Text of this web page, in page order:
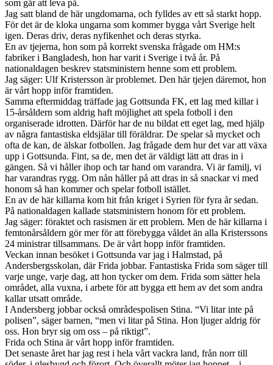
som går att leva på.
Jag satt bland de här ungdomarna, och fylldes av ett så starkt hopp.
För det är de kloka ungarna som kommer bygga vårt Sverige helt
igen. Deras driv, deras nyfikenhet och deras styrka.
En av tjejerna, hon som på korrekt svenska frågade om HM:s
fabriker i Bangladesh, hon har varit i Sverige i två år. På
nationaldagen beskrev statsministern henne som ett problem.
Jag säger: Ulf Kristersson är problemet. Den här tjejen däremot, hon
är vårt hopp inför framtiden.
Samma eftermiddag träffade jag Gottsunda FK, ett lag med killar i
15-årsåldern som aldrig haft möjlighet att spela fotboll i den
organiserade idrotten. Därför har de nu bildat ett eget lag, med hjälp
av några fantastiska eldsjälar till föräldrar. De spelar så mycket och
ofta de kan, de älskar fotbollen. Jag frågade dem hur det var att växa
upp i Gottsunda. Fint, sa de, men det är väldigt lätt att dras in i
gängen. Så vi håller ihop och tar hand om varandra. Vi är familj, vi
har varandras rygg. Om nån håller på att dras in så snackar vi med
honom så han kommer och spelar fotboll istället.
En av de här killarna kom hit från kriget i Syrien för fyra år sedan.
På nationaldagen kallade statsministern honom för ett problem.
Jag säger: föraktet och rasismen är ett problem. Men de här killarna i
femtonårsåldern gör mer för att förebygga våldet än alla Kristerssons
24 ministrar tillsammans. De är vårt hopp inför framtiden.
Veckan innan besöket i Gottsunda var jag i Halmstad, på
Andersbergsskolan, där Frida jobbar. Fantastiska Frida som säger till
varje unge, varje dag, att hon tycker om dem. Frida som sätter hela
området, alla vuxna, i arbete för att bygga ett hem av det som andra
kallar utsatt område.
I Andersberg jobbar också områdespolisen Stina. “Vi litar inte på
polisen”, säger barnen, “men vi litar på Stina. Hon ljuger aldrig för
oss. Hon bryr sig om oss – på riktigt”.
Frida och Stina är vårt hopp inför framtiden.
Det senaste året har jag rest i hela vårt vackra land, från norr till